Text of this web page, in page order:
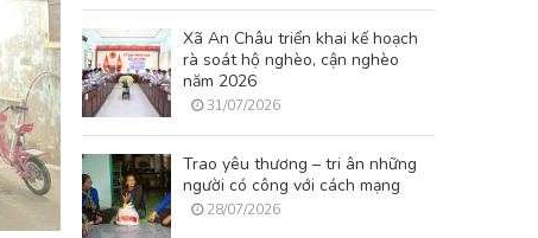
Xã An Châu triển khai kế hoạch
rà soát hộ nghèo, cận nghèo
năm 2026
31/07/2026
Trao yêu thương – tri ân những
người có công với cách mạng
28/07/2026